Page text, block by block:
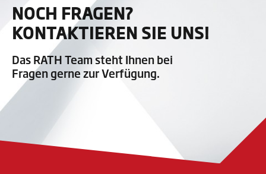
NOCH FRAGEN?
KONTAKTIEREN SIE UNS!
Das RATH Team steht Ihnen bei
Fragen gerne zur Verfügung.